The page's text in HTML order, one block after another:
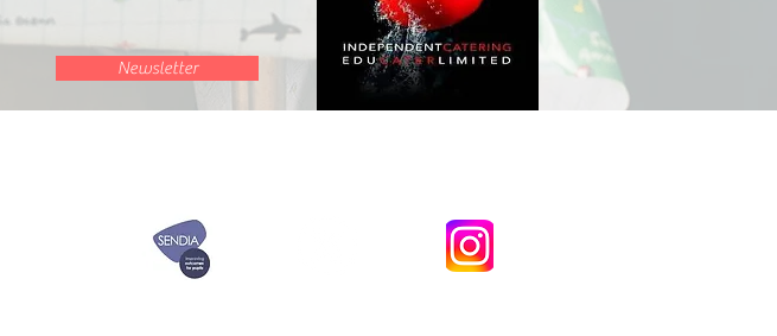
Newsletter